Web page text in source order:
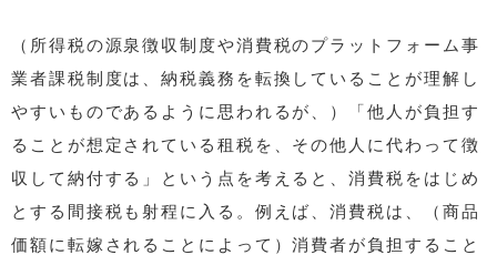
（所得税の源泉徴収制度や消費税のプラットフォーム事
業者課税制度は、納税義務を転換していることが理解し
やすいものであるように思われるが、）「他人が負担す
ることが想定されている租税を、その他人に代わって徴
収して納付する」という点を考えると、消費税をはじめ
とする間接税も射程に入る。例えば、消費税は、（商品
価額に転嫁されることによって）消費者が負担すること